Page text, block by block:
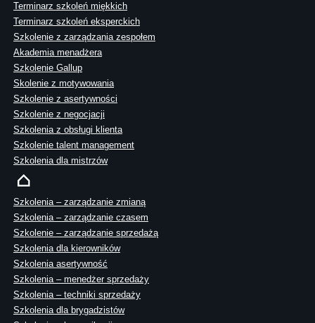
Terminarz szkoleń miękkich
Terminarz szkoleń eksperckich
Szkolenie z zarządzania zespołem
Akademia menadżera
Szkolenie Gallup
Skolenie z motywowania
Szkolenie z asertywności
Szkolenie z negocjacji
Szkolenia z obsługi klienta
Szkolenie talent management
Szkolenia dla mistrzów
Szkolenia – zarządzanie zmianą
Szkolenia – zarządzanie czasem
Szkolenie – zarządzanie sprzedażą
Szkolenia dla kierowników
Szkolenia asertywność
Szkolenia – menedżer sprzedaży
Szkolenia – techniki sprzedaży
Szkolenia dla brygadzistów